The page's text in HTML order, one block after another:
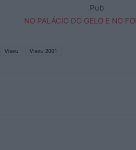
Pub
Viseu Viseu 2001